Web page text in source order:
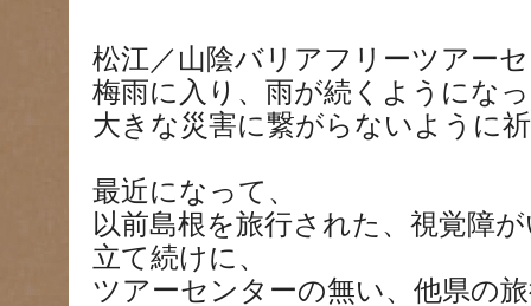
松江／山陰バリアフリーツアー
梅雨に入り、雨が続くようにな
大きな災害に繋がらないように
最近になって、
以前島根を旅行された、視覚障
立て続けに、
ツアーセンターの無い、他県の